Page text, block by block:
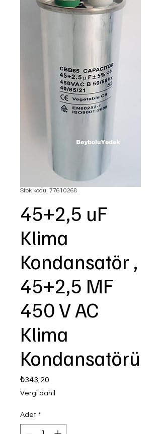
Stok kodu: 77610268
45+2,5 uF
Klima
Kondansatör ,
45+2,5 MF
450 V AC
Klima
Kondansatörü
₺343,20
Vergi dahil
Adet *